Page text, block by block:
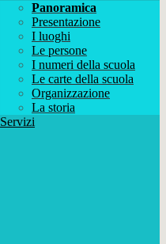
Panoramica
Presentazione
I luoghi
Le persone
I numeri della scuola
Le carte della scuola
Organizzazione
La storia
Servizi